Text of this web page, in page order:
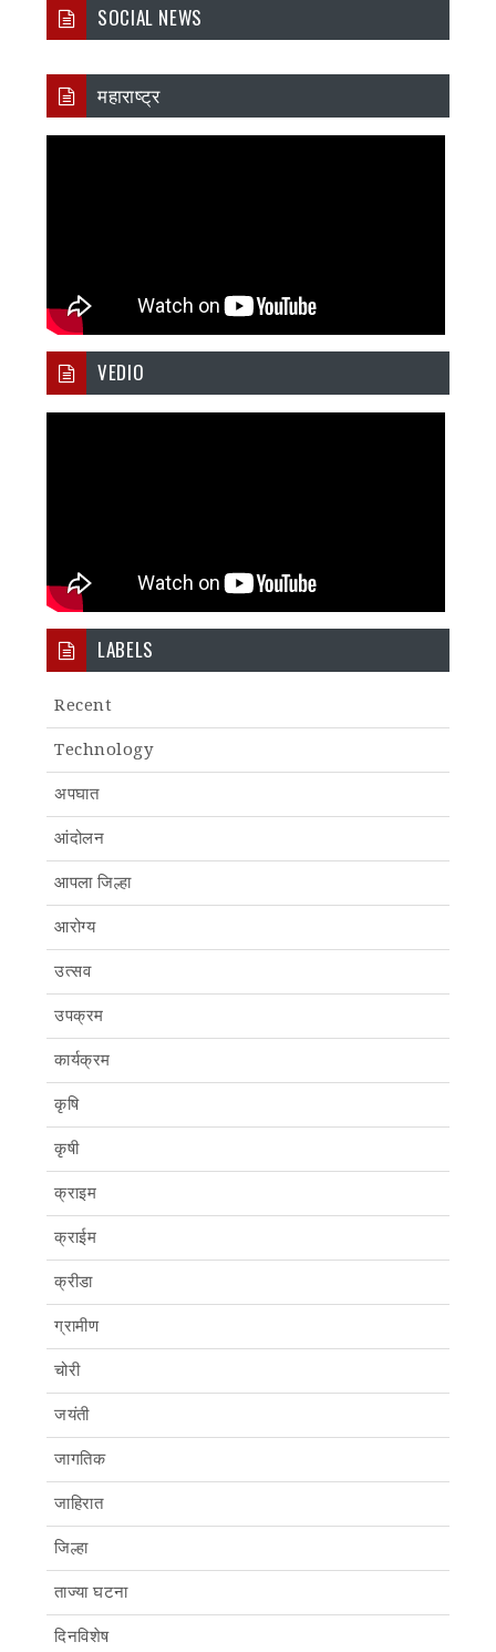
SOCIAL NEWS
महाराष्ट्र
VEDIO
LABELS
Recent
Technology
अपघात
आंदोलन
आपला जिल्हा
आरोग्य
उत्सव
उपक्रम
कार्यक्रम
कृषि
कृषी
क्राइम
क्राईम
क्रीडा
ग्रामीण
चोरी
जयंती
जागतिक
जाहिरात
जिल्हा
ताज्या घटना
दिनविशेष